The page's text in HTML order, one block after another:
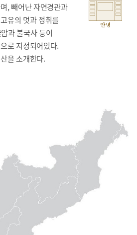
, 빼어난 자연경관과
유의 멋과 정취를
과 불국사 등이
로 지정되어있다.
을 소개한다.
안녕